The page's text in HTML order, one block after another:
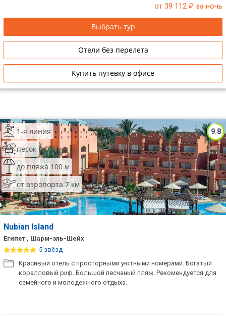
от 39 112 ₽ за ночь
Выбрать тур
Отели без перелета
Купить путевку в офисе
9.8
1-я линия
песок
до пляжа 100 м
от аэропорта 7 км
Nubian Island
Египет , Шарм-эль-Шейх
5 звёзд
Красивый отель с просторными уютными номерами. Богатый
коралловый риф. Большой песчаный пляж. Рекомендуется для
семейного и молодежного отдыха.